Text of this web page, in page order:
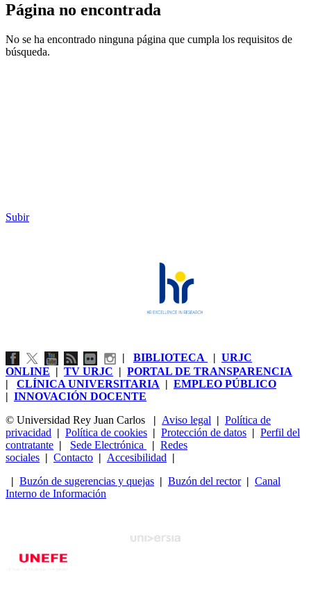
Página no encontrada
No se ha encontrado ninguna página que cumpla los requisitos de
búsqueda.
Subir
| BIBLIOTECA | URJC
ONLINE | TV URJC | PORTAL DE TRANSPARENCIA
| CLÍNICA UNIVERSITARIA | EMPLEO PÚBLICO
| INNOVACIÓN DOCENTE
© Universidad Rey Juan Carlos
| Aviso legal | Política de
privacidad | Política de cookies | Protección de datos | Perfil del
contratante | Sede Electrónica | Redes
sociales | Contacto | Accesibilidad |
| Buzón de sugerencias y quejas | Buzón del rector| Canal
Interno de Información